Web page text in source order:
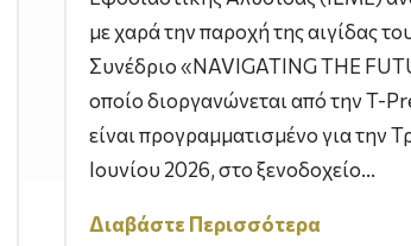
με χαρά την παροχή της αιγίδας
Συνέδριο «NAVIGATING THE
οποίο διοργανώνεται από την T-
είναι προγραμματισμένο για την
Ιουνίου 2026, στο ξενοδοχείο...
Διαβάστε Περισσότερα